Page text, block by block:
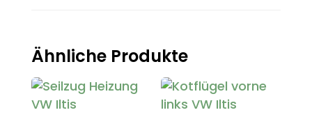
Ähnliche Produkte